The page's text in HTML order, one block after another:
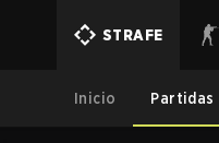
STRAFE
Inicio Partidas